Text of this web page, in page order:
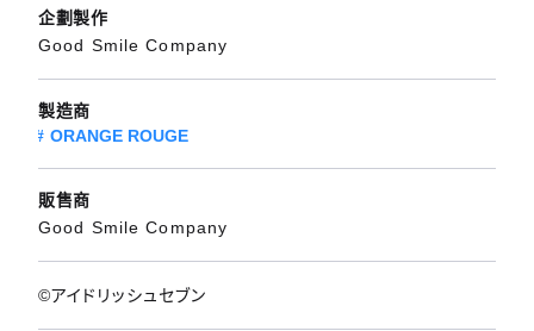
企劃製作
Good Smile Company
製造商
ORANGE ROUGE
販售商
Good Smile Company
©アイドリッシュセブン